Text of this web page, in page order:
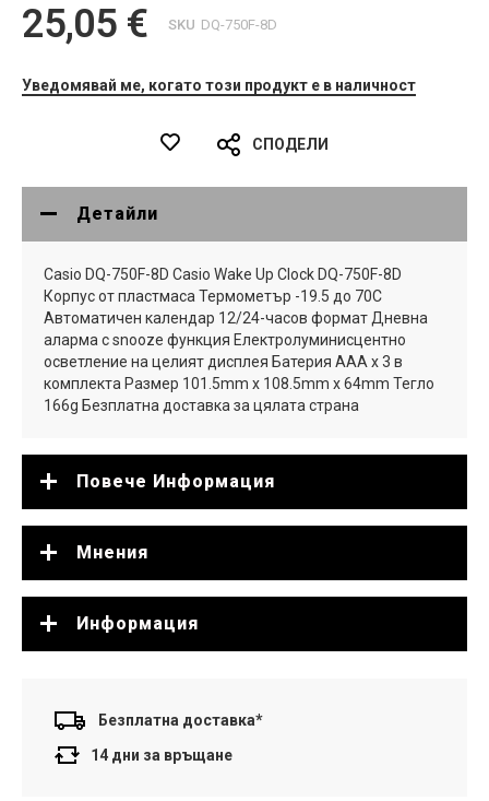
25,05 € SKU DQ-750F-8D
Уведомявай ме, когато този продукт е в наличност
СПОДЕЛИ
Детайли
Casio DQ-750F-8D Casio Wake Up Clock DQ-750F-8D
Корпус от пластмаса Термометър -19.5 до 70C
Автоматичен календар 12/24-часов формат Дневна
аларма с snooze функция Електролуминисцентно
осветление на целият дисплея Батерия AAA x 3 в
комплекта Размер 101.5mm x 108.5mm x 64mm Тегло
166g Безплатна доставка за цялата страна
Повече Информация
Мнения
Информация
Безплатна доставка*
14 дни за връщане